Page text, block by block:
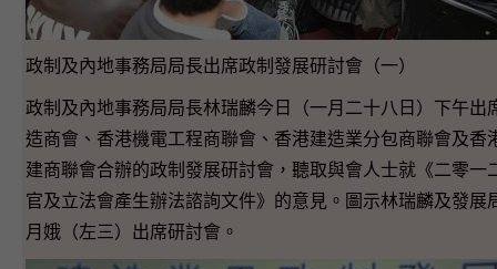
政制及內地事務局局長出席政制發展研討會（一）
政制及內地事務局局長林瑞麟今日（一月二十八日）下午出
造商會、香港機電工程商聯會、香港建造業分包商聯會及香
建商聯會合辦的政制發展研討會，聽取與會人士就《二零一
官及立法會產生辦法諮詢文件》的意見。圖示林瑞麟及發展
月娥（左三）出席研討會。